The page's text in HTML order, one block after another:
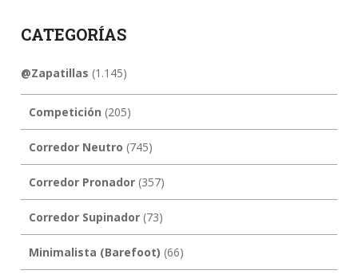
CATEGORÍAS
@Zapatillas (1.145)
Competición (205)
Corredor Neutro (745)
Corredor Pronador(357)
Corredor Supinador(73)
Minimalista (Barefoot) (66)